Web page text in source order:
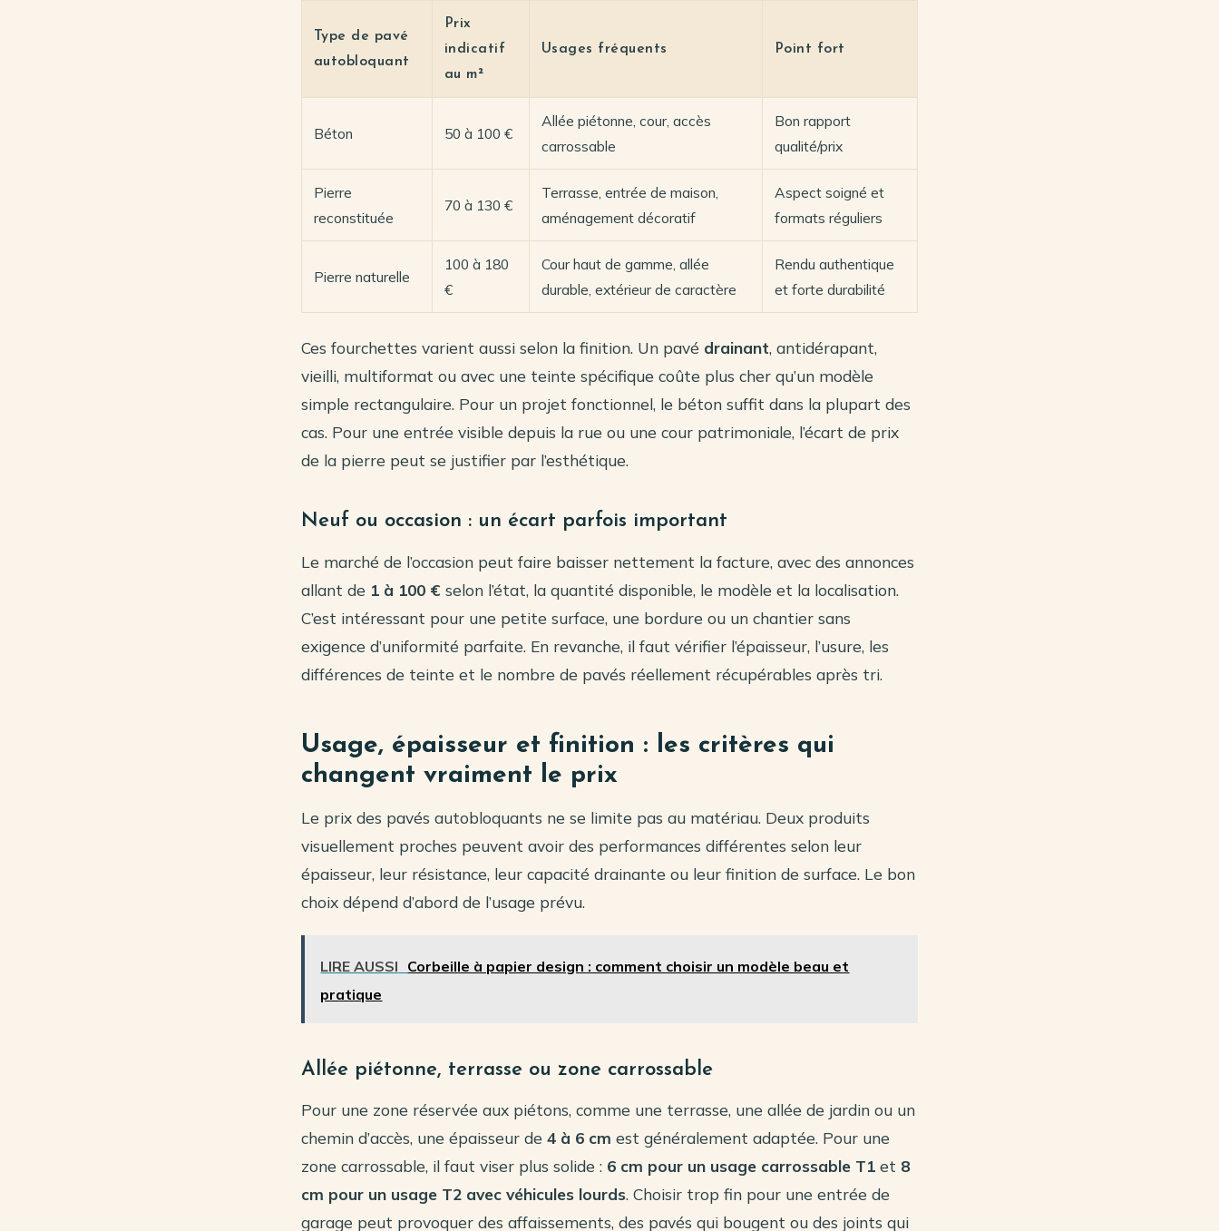
Type de pavé
autobloquant
Prix
indicatif
au m²
Usages fréquents Point fort
Béton 50 à 100 €
Allée piétonne, cour, accès
carrossable
Bon rapport
qualité/prix
Pierre
reconstituée
70 à 130 €
Terrasse, entrée de maison,
aménagement décoratif
Aspect soigné et
formats réguliers
Pierre naturelle
100 à 180
€
Cour haut de gamme, allée
durable, extérieur de caractère
Rendu authentique
et forte durabilité
Ces fourchettes varient aussi selon la finition. Un pavé drainant, antidérapant,
vieilli, multiformat ou avec une teinte spécifique coûte plus cher qu’un modèle
simple rectangulaire. Pour un projet fonctionnel, le béton suffit dans la plupart des
cas. Pour une entrée visible depuis la rue ou une cour patrimoniale, l’écart de prix
de la pierre peut se justifier par l’esthétique.
Neuf ou occasion : un écart parfois important
Le marché de l’occasion peut faire baisser nettement la facture, avec des annonces
allant de 1 à 100 € selon l’état, la quantité disponible, le modèle et la localisation.
C’est intéressant pour une petite surface, une bordure ou un chantier sans
exigence d’uniformité parfaite. En revanche, il faut vérifier l’épaisseur, l’usure, les
différences de teinte et le nombre de pavés réellement récupérables après tri.
Usage, épaisseur et finition : les critères qui
changent vraiment le prix
Le prix des pavés autobloquants ne se limite pas au matériau. Deux produits
visuellement proches peuvent avoir des performances différentes selon leur
épaisseur, leur résistance, leur capacité drainante ou leur finition de surface. Le bon
choix dépend d’abord de l’usage prévu.
LIRE AUSSI Corbeille à papier design : comment choisir un modèle beau et
pratique
Allée piétonne, terrasse ou zone carrossable
Pour une zone réservée aux piétons, comme une terrasse, une allée de jardin ou un
chemin d’accès, une épaisseur de 4 à 6 cm est généralement adaptée. Pour une
zone carrossable, il faut viser plus solide : 6 cm pour un usage carrossable T1 et 8
cm pour un usage T2 avec véhicules lourds. Choisir trop fin pour une entrée de
garage peut provoquer des affaissements, des pavés qui bougent ou des joints qui